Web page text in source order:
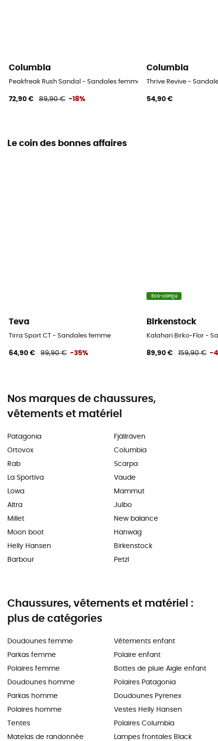
Columbia
Peakfreak Rush Sandal - Sandales femme
72,90 € 89,90 € -18%
Columbia
Thrive Revive -
54,90 €
Le coin des bonnes affaires
Teva
Tirra Sport CT - Sandales femme
64,90 € 99,90 € -35%
Eco-conçu
Birkenstock
Kalahari Birko-Flor -
89,90 € 159,90 € -
Nos marques de chaussures,
vêtements et matériel
Patagonia
Ortovox
Rab
La Sportiva
Lowa
Altra
Millet
Moon boot
Helly Hansen
Barbour
Fjällräven
Columbia
Scarpa
Vaude
Mammut
Julbo
New balance
Hanwag
Birkenstock
Petzl
Chaussures, vêtements et matériel :
plus de catégories
Doudounes femme
Parkas femme
Polaires femme
Doudounes homme
Parkas homme
Polaires homme
Tentes
Matelas de randonnée
Vêtements enfant
Polaire enfant
Bottes de pluie Aigle enfant
Polaires Patagonia
Doudounes Pyrenex
Vestes Helly Hansen
Polaires Columbia
Lampes frontales Black